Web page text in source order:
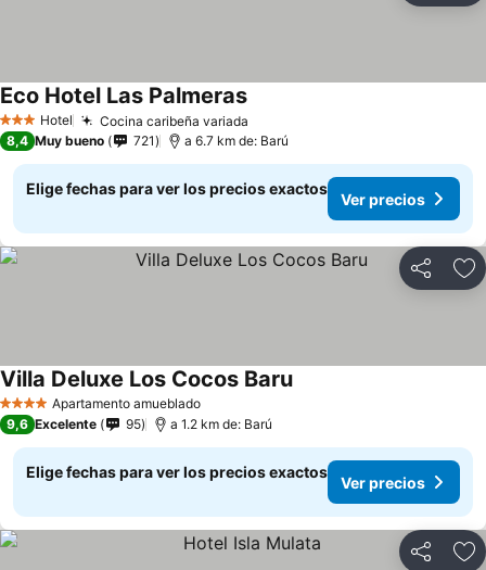
3 Estrellas
Hotel Cocina caribeña variada
Eco Hotel Las PalmerasVer precios
8,4 Muy bueno 721 a 6.7 km de: Barú
Elige fechas para ver los precios exactos
Ver precios
Compartir
4 EstrellasApartamento amueblado
Villa Deluxe Los Cocos BaruVer precios
9,6 Excelente 95 a 1.2 km de: Barú
Elige fechas para ver los precios exactos
Ver precios
Compartir